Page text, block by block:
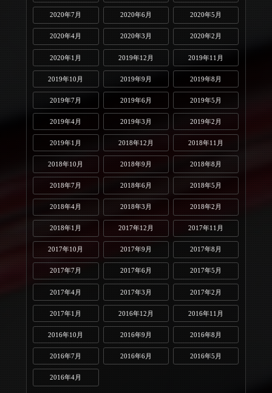
2020年7月 2020年6月 2020年5月
2020年4月 2020年3月 2020年2月
2020年1月 2019年12月 2019年11月
2019年10月 2019年9月 2019年8月
2019年7月 2019年6月 2019年5月
2019年4月 2019年3月 2019年2月
2019年1月 2018年12月 2018年11月
2018年10月 2018年9月 2018年8月
2018年7月 2018年6月 2018年5月
2018年4月 2018年3月 2018年2月
2018年1月 2017年12月 2017年11月
2017年10月 2017年9月 2017年8月
2017年7月 2017年6月 2017年5月
2017年4月 2017年3月 2017年2月
2017年1月 2016年12月 2016年11月
2016年10月 2016年9月 2016年8月
2016年7月 2016年6月 2016年5月
2016年4月